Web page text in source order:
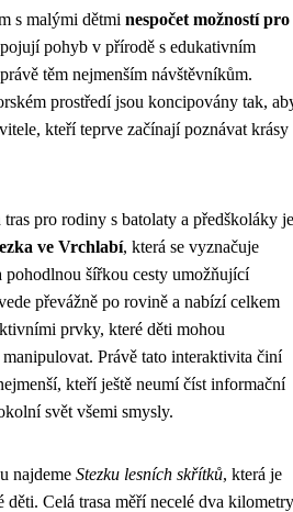
s malými dětmi nespočet možností pro
pohyb v přírodě s edukativním
těm nejmenším návštěvníkům.
prostředí jsou koncipovány tak,
kteří teprve začínají poznávat krásy
pro rodiny s batolaty a předškoláky je
ve Vrchlabí, která se vyznačuje
šířkou cesty umožňující
převážně po rovině a nabízí celkem
prvky, které děti mohou
Právě tato interaktivita činí
kteří ještě neumí číst informační
svět všemi smysly.
najdeme Stezku lesních skřítků, která je
děti. Celá trasa měří necelé dva kilometry